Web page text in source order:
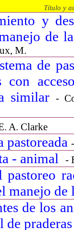
Título y
y
de
M.
de
con
similar -
A. Clarke
- animal -
pastoreo
manejo de
de los
de